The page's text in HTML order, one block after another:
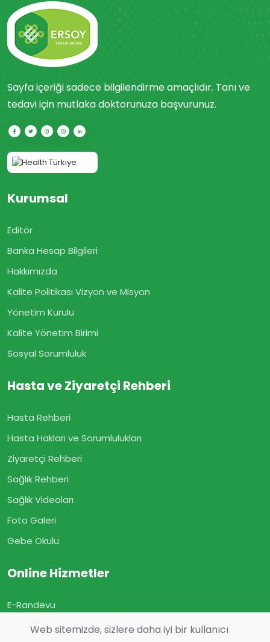
Web sitemizde, sizlere daha iyi bir kullanıcı
Sayfa içeriği sadece bilgilendirme amaçlıdır. Tanı ve
tedavi için mutlaka doktorunuza başvurunuz.
Kurumsal
Editör
Banka Hesap Bilgileri
Hakkımızda
Kalite Politikası Vizyon ve Misyon
Yönetim Kurulu
Kalite Yönetim Birimi
Sosyal Sorumluluk
Hasta ve Ziyaretçi Rehberi
Hasta Rehberi
Hasta Hakları ve Sorumlulukları
Ziyaretçi Rehberi
Sağlık Rehberi
Sağlık Videoları
Foto Galeri
Gebe Okulu
Online Hizmetler
E-Randevu
E-Sonuç